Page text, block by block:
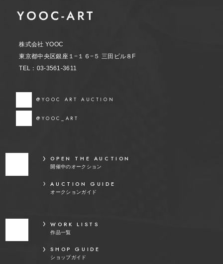
株式会社 YOOC
東京都中央区銀座１−１６−５ 三田ビル８F
TEL：03-3561-3611
@YOOC ART AUCTION
@YOOC_ART
OPEN THE AUCTION
開催中のオークション
AUCTION GUIDE
オークションガイド
WORK LISTS
作品一覧
SHOP GUIDE
ショップガイド